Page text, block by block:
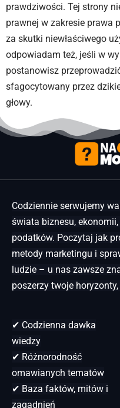
prawdziwości. Tej strony
prawnej w zakresie prawa
za skutki niewłaściwego
odpowiadam też, jeśli w
postanowisz
sfagocytowany przez
głowy.
Codziennie serwujemy
świata biznesu,
podatków. Poczytaj jak
metody marketingu i
ludzie – u nas zawsze
poszerzy twoje
✔ Codzienna dawka
wiedzy
✔ Różnorodność
omawianych tematów
✔ Baza faktów, mitów i
zagadnień